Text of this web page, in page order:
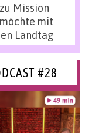
zu Mission
mit
Landtag
#28